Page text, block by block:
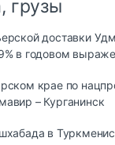
грузы
доставки
в годовом
крае по
– Курганинск
в